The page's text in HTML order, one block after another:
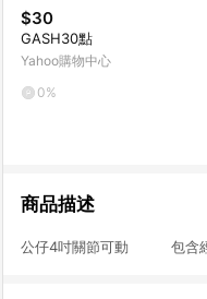
$30
GASH30點
Yahoo購物中心
0%
商品描述
公仔4吋關節可動 包含經